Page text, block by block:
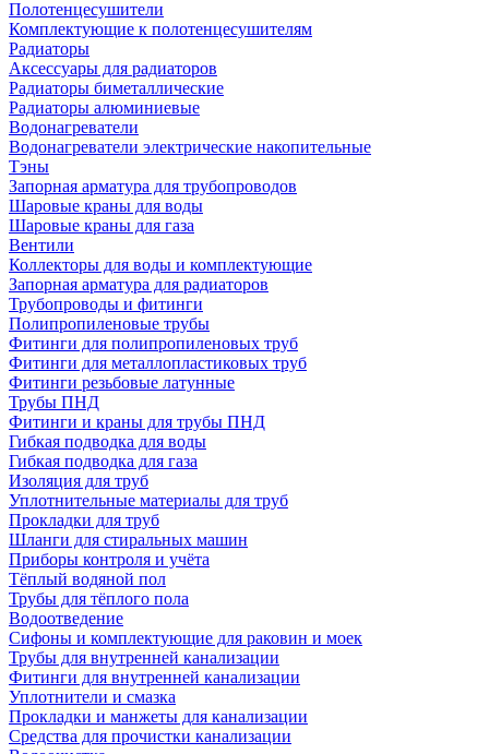
Полотенцесушители
Комплектующие к полотенцесушителям
Радиаторы
Аксессуары для радиаторов
Радиаторы биметаллические
Радиаторы алюминиевые
Водонагреватели
Водонагреватели электрические накопительные
Тэны
Запорная арматура для трубопроводов
Шаровые краны для воды
Шаровые краны для газа
Вентили
Коллекторы для воды и комплектующие
Запорная арматура для радиаторов
Трубопроводы и фитинги
Полипропиленовые трубы
Фитинги для полипропиленовых труб
Фитинги для металлопластиковых труб
Фитинги резьбовые латунные
Трубы ПНД
Фитинги и краны для трубы ПНД
Гибкая подводка для воды
Гибкая подводка для газа
Изоляция для труб
Уплотнительные материалы для труб
Прокладки для труб
Шланги для стиральных машин
Приборы контроля и учёта
Тёплый водяной пол
Трубы для тёплого пола
Водоотведение
Сифоны и комплектующие для раковин и моек
Трубы для внутренней канализации
Фитинги для внутренней канализации
Уплотнители и смазка
Прокладки и манжеты для канализации
Средства для прочистки канализации